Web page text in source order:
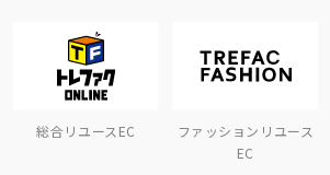
総合リユースEC
ファッションリユース
EC